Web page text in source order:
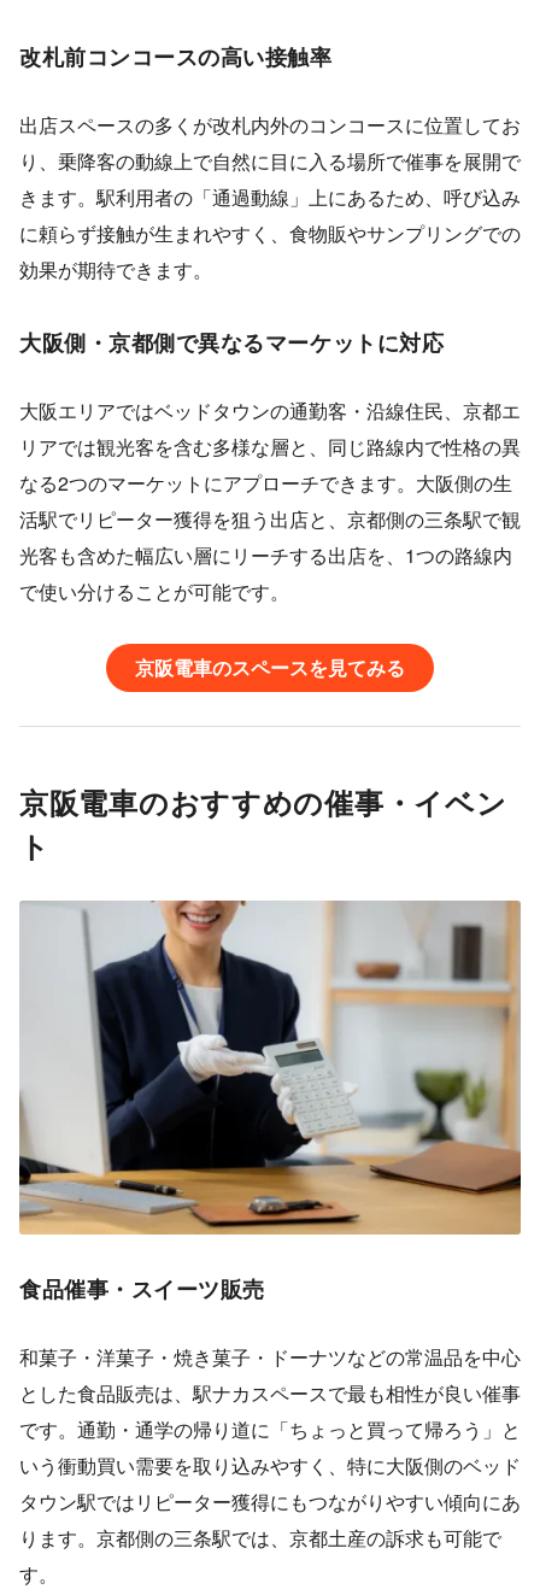
改札前コンコースの高い接触率
出店スペースの多くが改札内外のコンコースに位置してお
り、乗降客の動線上で自然に目に入る場所で催事を展開で
きます。駅利用者の「通過動線」上にあるため、呼び込み
に頼らず接触が生まれやすく、食物販やサンプリングでの
効果が期待できます。
大阪側・京都側で異なるマーケットに対応
大阪エリアではベッドタウンの通勤客・沿線住民、京都エ
リアでは観光客を含む多様な層と、同じ路線内で性格の異
なる2つのマーケットにアプローチできます。大阪側の生
活駅でリピーター獲得を狙う出店と、京都側の三条駅で観
光客も含めた幅広い層にリーチする出店を、1つの路線内
で使い分けることが可能です。
京阪電車のスペースを見てみる
京阪電車のおすすめの催事・イベン
ト
食品催事・スイーツ販売
和菓子・洋菓子・焼き菓子・ドーナツなどの常温品を中心
とした食品販売は、駅ナカスペースで最も相性が良い催事
です。通勤・通学の帰り道に「ちょっと買って帰ろう」と
いう衝動買い需要を取り込みやすく、特に大阪側のベッド
タウン駅ではリピーター獲得にもつながりやすい傾向にあ
ります。京都側の三条駅では、京都土産の訴求も可能で
す。